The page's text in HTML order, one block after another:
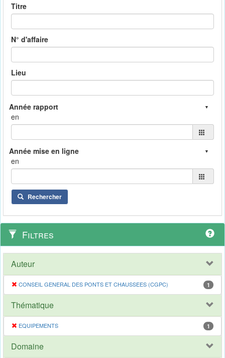
Titre
N° d'affaire
Lieu
en
en
Rechercher
Filtres
Auteur
CONSEIL GENERAL DES PONTS ET CHAUSSEES (CGPC) 1
Thématique
EQUIPEMENTS 1
Domaine